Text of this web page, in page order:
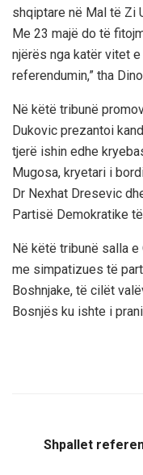
shqiptare në Mal të Zi
Me 23 majë do të
njërës nga katër vitet
referendumin,” tha
Në këtë tribunë
Dukovic prezantoi
tjerë ishin edhe
Mugosa, kryetari i
Dr Nexhat Dresevic
Partisë Demokratike
Në këtë tribunë salla
me simpatizues të
Boshnjake, të cilët
Bosnjës ku ishte i
Shpallet